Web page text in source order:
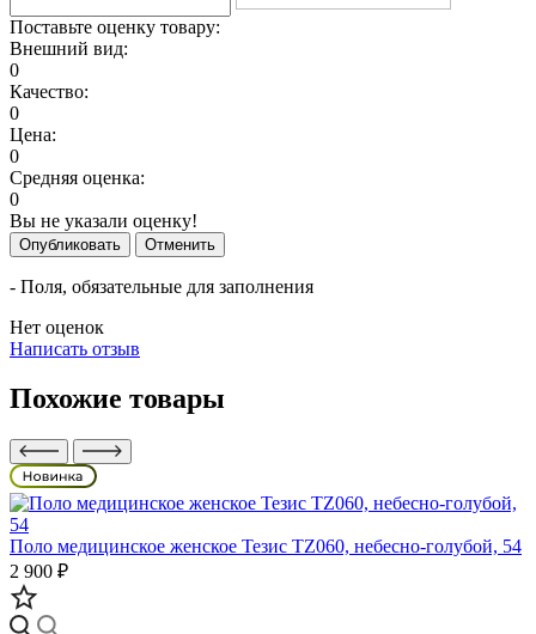
Поставьте оценку товару:
Внешний вид:
0
Качество:
0
Цена:
0
Средняя оценка:
0
Вы не указали оценку!
Опубликовать Отменить
- Поля, обязательные для заполнения
Нет оценок
Написать отзыв
Похожие товары
Поло медицинское женское Тезис TZ060, небесно-голубой, 54
2 900 ₽